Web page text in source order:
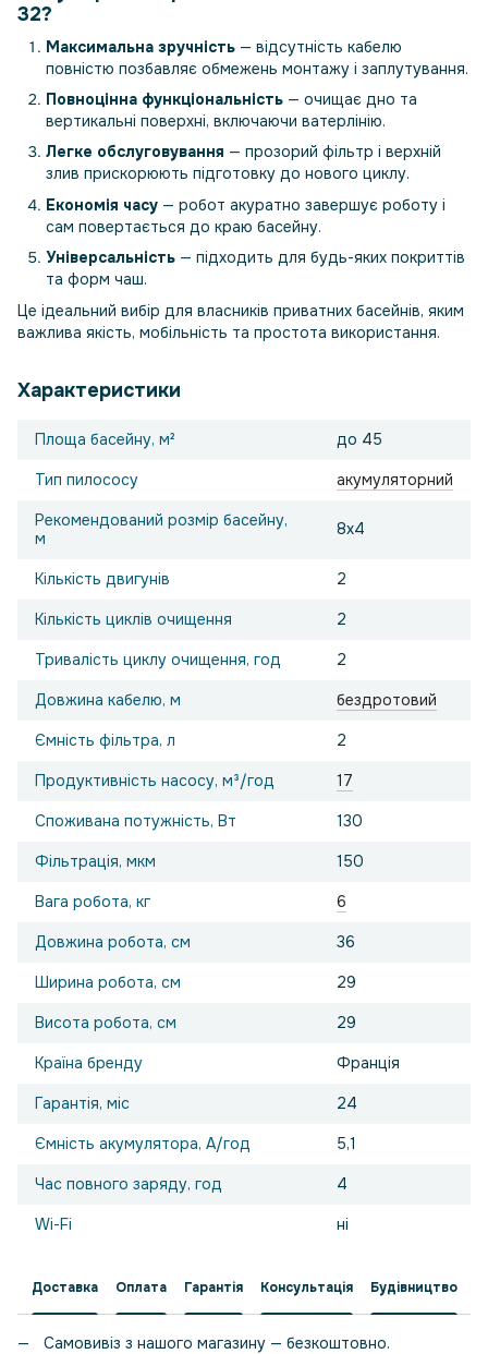
32?
Максимальна зручність — відсутність кабелю
повністю позбавляє обмежень монтажу і заплутування.
Повноцінна функціональність — очищає дно та
вертикальні поверхні, включаючи ватерлінію.
Легке обслуговування — прозорий фільтр і верхній
злив прискорюють підготовку до нового циклу.
Економія часу — робот акуратно завершує роботу і
сам повертається до краю басейну.
Універсальність — підходить для будь-яких покриттів
та форм чаш.
Це ідеальний вибір для власників приватних басейнів, яким
важлива якість, мобільність та простота використання.
Характеристики
Площа басейну, м² до 45
Тип пилососу акумуляторний
Рекомендований розмір басейну,
м
8х4
Кількість двигунів 2
Кількість циклів очищення 2
Тривалість циклу очищення, год 2
Довжина кабелю, м бездротовий
Ємність фільтра, л 2
Продуктивність насосу, м³/год 17
Споживана потужність, Вт 130
Фільтрація, мкм 150
Вага робота, кг 6
Довжина робота, см 36
Ширина робота, см 29
Висота робота, см 29
Країна бренду Франція
Гарантія, міс 24
Ємність акумулятора, А/год 5,1
Час повного заряду, год 4
Wi-Fi ні
Доставка Оплата Гарантія Консультація Будівництво
Самовивіз з нашого магазину — безкоштовно.